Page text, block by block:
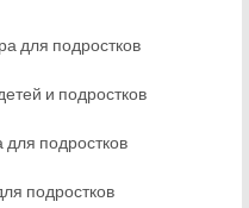
для подростков
и подростков
для подростков
подростков